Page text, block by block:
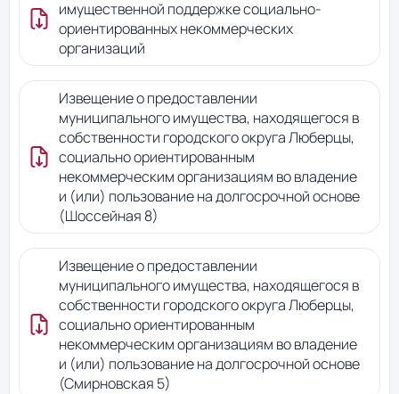
имущественной поддержке социально-
ориентированных некоммерческих
организаций
Извещение о предоставлении
муниципального имущества, находящегося в
собственности городского округа Люберцы,
социально ориентированным
некоммерческим организациям во владение
и (или) пользование на долгосрочной основе
(Шоссейная 8)
Извещение о предоставлении
муниципального имущества, находящегося в
собственности городского округа Люберцы,
социально ориентированным
некоммерческим организациям во владение
и (или) пользование на долгосрочной основе
(Смирновская 5)